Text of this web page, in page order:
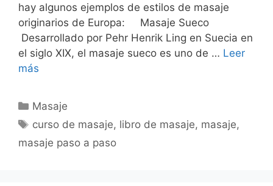
hay algunos ejemplos de estilos de masaje
originarios de Europa: Masaje Sueco
Desarrollado por Pehr Henrik Ling en Suecia en
el siglo XIX, el masaje sueco es uno de … Leer
más
Categorías
Masaje
Etiquetas
curso de masaje, libro de masaje, masaje,
masaje paso a paso